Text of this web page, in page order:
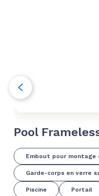
Pool
Embout pour montage
Garde-corps en verre
Piscine Portail